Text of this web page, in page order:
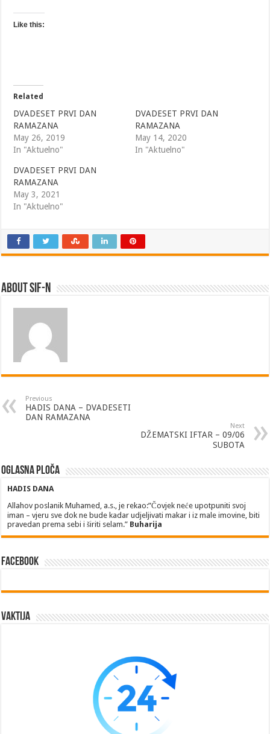
Like this:
Related
DVADESET PRVI DAN
RAMAZANA
May 26, 2019
In "Aktuelno"
DVADESET PRVI DAN
RAMAZANA
May 14, 2020
In "Aktuelno"
DVADESET PRVI DAN
RAMAZANA
May 3, 2021
In "Aktuelno"
About SIF-N
Previous
HADIS DANA – DVADESETI
DAN RAMAZANA
Next
DŽEMATSKI IFTAR – 09/06
SUBOTA
Oglasna ploča
HADIS DANA
Allahov poslanik Muhamed, a.s., je rekao:”Čovjek neće upotpuniti svoj
iman – vjeru sve dok ne bude kadar udjeljivati makar i iz male imovine, biti
pravedan prema sebi i širiti selam.” Buharija
Facebook
Vaktija